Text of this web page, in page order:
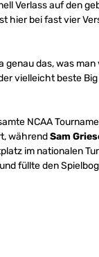
Verlass auf den
hier bei fast vier
genau das, was man
vielleicht beste
NCAA
währendSam
im nationalen
füllte den